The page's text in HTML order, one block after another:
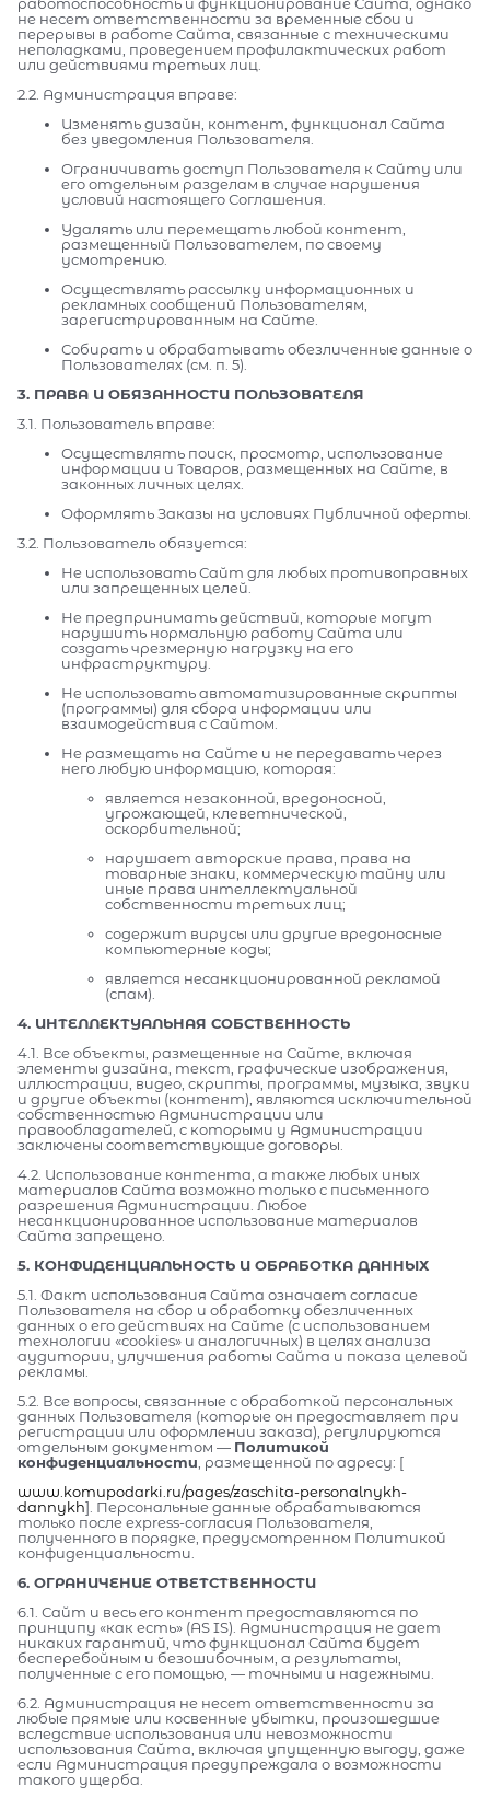
не несет ответственности за временные сбои и
перерывы в работе Сайта, связанные с техническими
неполадками, проведением профилактических работ
или действиями третьих лиц.
2.2. Администрация вправе:
Изменять дизайн, контент, функционал Сайта
без уведомления Пользователя.
Ограничивать доступ Пользователя к Сайту или
его отдельным разделам в случае нарушения
условий настоящего Соглашения.
Удалять или перемещать любой контент,
размещенный Пользователем, по своему
усмотрению.
Осуществлять рассылку информационных и
рекламных сообщений Пользователям,
зарегистрированным на Сайте.
Собирать и обрабатывать обезличенные данные о
Пользователях (см. п. 5).
3. ПРАВА И ОБЯЗАННОСТИ ПОЛЬЗОВАТЕЛЯ
3.1. Пользователь вправе:
Осуществлять поиск, просмотр, использование
информации и Товаров, размещенных на Сайте, в
законных личных целях.
Оформлять Заказы на условиях Публичной оферты.
3.2. Пользователь обязуется:
Не использовать Сайт для любых противоправных
или запрещенных целей.
Не предпринимать действий, которые могут
нарушить нормальную работу Сайта или
создать чрезмерную нагрузку на его
инфраструктуру.
Не использовать автоматизированные скрипты
(программы) для сбора информации или
взаимодействия с Сайтом.
Не размещать на Сайте и не передавать через
него любую информацию, которая:
является незаконной, вредоносной,
угрожающей, клеветнической,
оскорбительной;
нарушает авторские права, права на
товарные знаки, коммерческую тайну или
иные права интеллектуальной
собственности третьих лиц;
содержит вирусы или другие вредоносные
компьютерные коды;
является несанкционированной рекламой
(спам).
4. ИНТЕЛЛЕКТУАЛЬНАЯ СОБСТВЕННОСТЬ
4.1. Все объекты, размещенные на Сайте, включая
элементы дизайна, текст, графические изображения,
иллюстрации, видео, скрипты, программы, музыка, звуки
и другие объекты (контент), являются исключительной
собственностью Администрации или
правообладателей, с которыми у Администрации
заключены соответствующие договоры.
4.2. Использование контента, а также любых иных
материалов Сайта возможно только с письменного
разрешения Администрации. Любое
несанкционированное использование материалов
Сайта запрещено.
5. КОНФИДЕНЦИАЛЬНОСТЬ И ОБРАБОТКА ДАННЫХ
5.1. Факт использования Сайта означает согласие
Пользователя на сбор и обработку обезличенных
данных о его действиях на Сайте (с использованием
технологии «cookies» и аналогичных) в целях анализа
аудитории, улучшения работы Сайта и показа целевой
рекламы.
5.2. Все вопросы, связанные с обработкой персональных
данных Пользователя (которые он предоставляет при
регистрации или оформлении заказа), регулируются
отдельным документом — Политикой
конфиденциальности , размещенной по адресу: [
www.komupodarki.ru/pages/zaschita-personalnykh-
dannykh]. Персональные данные обрабатываются
только после express-согласия Пользователя,
полученного в порядке, предусмотренном Политикой
конфиденциальности.
6. ОГРАНИЧЕНИЕ ОТВЕТСТВЕННОСТИ
6.1. Сайт и весь его контент предоставляются по
принципу «как есть» (AS IS). Администрация не дает
никаких гарантий, что функционал Сайта будет
бесперебойным и безошибочным, а результаты,
полученные с его помощью, — точными и надежными.
6.2. Администрация не несет ответственности за
любые прямые или косвенные убытки, произошедшие
вследствие использования или невозможности
использования Сайта, включая упущенную выгоду, даже
если Администрация предупреждала о возможности
такого ущерба.